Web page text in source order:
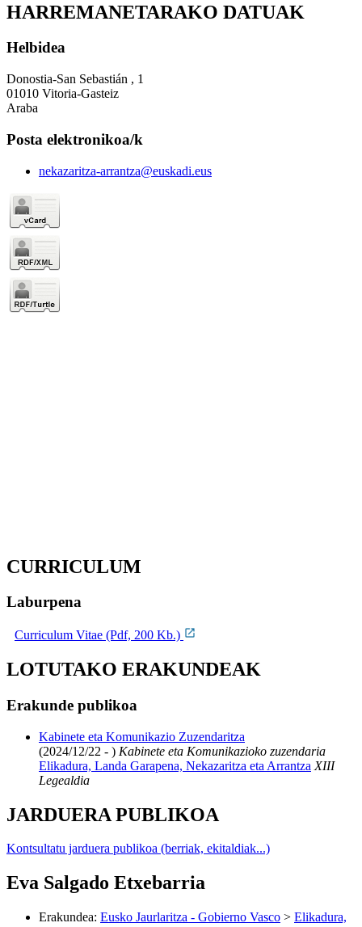
HARREMANETARAKO DATUAK
Helbidea
Donostia-San Sebastián , 1
01010 Vitoria-Gasteiz
Araba
Posta elektronikoa/k
nekazaritza-arrantza@euskadi.eus
CURRICULUM
Laburpena
Curriculum Vitae (Pdf, 200 Kb.)
LOTUTAKO ERAKUNDEAK
Erakunde publikoa
Kabinete eta Komunikazio Zuzendaritza
(2024/12/22 - ) Kabinete eta Komunikazioko zuzendaria
Elikadura, Landa Garapena, Nekazaritza eta Arrantza XIII
Legealdia
JARDUERA PUBLIKOA
Kontsultatu jarduera publikoa (berriak, ekitaldiak...)
Eva Salgado Etxebarria
Erakundea: Eusko Jaurlaritza - Gobierno Vasco > Elikadura,